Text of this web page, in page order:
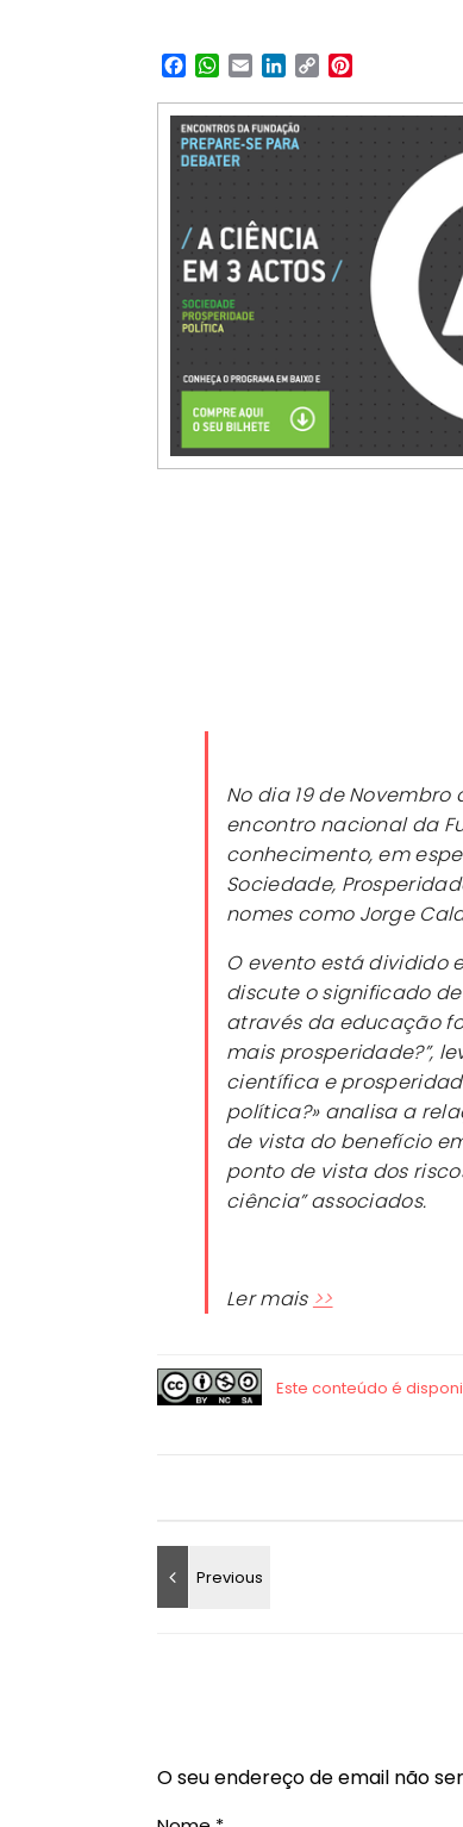
Facebook
WhatsApp
EmailLinkedIn
Copy
No dia 19 de Novembro
encontro nacional da
conhecimento, em
Sociedade,
nomes como Jorge
O evento está dividido
discute o significado
através da educação
mais prosperidade?”,
científica e
política?» analisa a
de vista do benefício
ponto de vista dos
ciência” associados.
Ler mais >>
O seu endereço de email não